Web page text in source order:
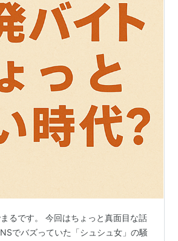
るです。 今回はちょっと真面目な話
でバズっていた「シュシュ女」の騒